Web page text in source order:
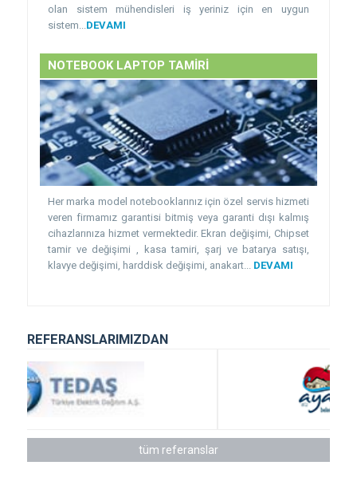
olan sistem mühendisleri iş yeriniz için en uygun
sistem... DEVAMI
NOTEBOOK LAPTOP TAMİRİ
Her marka model notebooklarınız için özel servis hizmeti
veren firmamız garantisi bitmiş veya garanti dışı kalmış
cihazlarınıza hizmet vermektedir. Ekran değişimi, Chipset
tamir ve değişimi , kasa tamiri, şarj ve batarya satışı,
klavye değişimi, harddisk değişimi, anakart... DEVAMI
REFERANSLARIMIZDAN
tüm referanslar